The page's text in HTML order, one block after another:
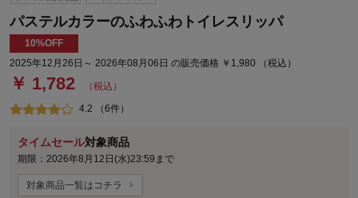
パステルカラーのふわふわトイレスリッパ
10%OFF
2025年12月26日～ 2026年08月06日 の販売価格 ￥1,980 （税込）
￥ 1,782 （税込）
4.2 （6件）
タイムセール対象商品
期限：2026年8月12日(水)23:59まで
対象商品一覧はコチラ